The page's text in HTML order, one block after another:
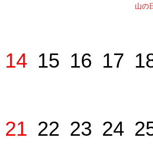
山の
14 15 16 17
21 22 23 24